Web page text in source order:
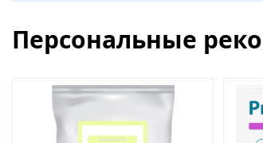
Персональные